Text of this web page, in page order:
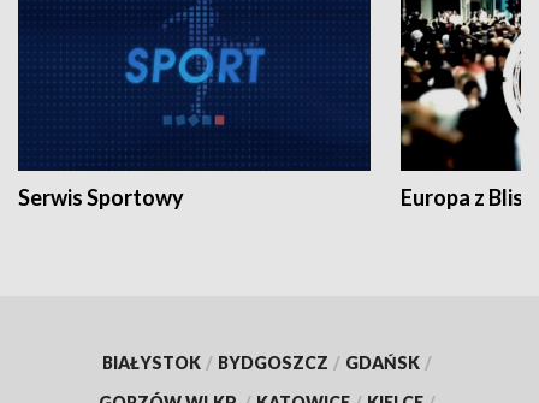
Serwis Sportowy Europa z
BIAŁYSTOK / BYDGOSZCZ / GDAŃSK /